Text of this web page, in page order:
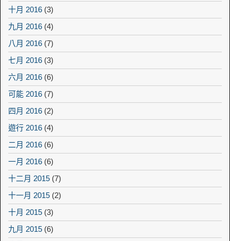
十月 2016 (3)
九月 2016 (4)
八月 2016 (7)
七月 2016 (3)
六月 2016 (6)
可能 2016 (7)
四月 2016 (2)
遊行 2016 (4)
二月 2016 (6)
一月 2016 (6)
十二月 2015 (7)
十一月 2015 (2)
十月 2015 (3)
九月 2015 (6)